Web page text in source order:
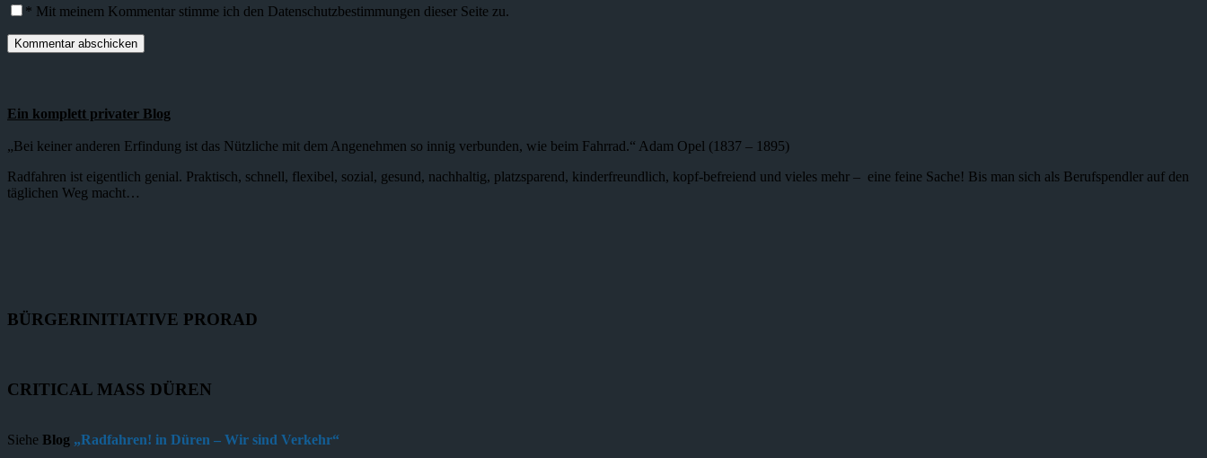
* Mit meinem Kommentar stimme ich den Datenschutzbestimmungen dieser Seite zu.
Ein komplett privater Blog
„Bei keiner anderen Erfindung ist das Nützliche mit dem Angenehmen so innig verbunden, wie beim Fahrrad.“ Adam Opel (1837 – 1895)
Radfahren ist eigentlich genial. Praktisch, schnell, flexibel, sozial, gesund, nachhaltig, platzsparend, kinderfreundlich, kopf-befreiend und vieles mehr – eine feine Sache! Bis man sich als Berufspendler auf den
täglichen Weg macht…
BÜRGERINITIATIVE PRORAD
CRITICAL MASS DÜREN
Siehe Blog „Radfahren! in Düren – Wir sind Verkehr“